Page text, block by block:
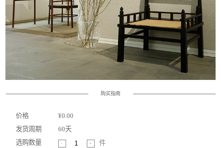
购买指南
价格
¥0.00
发货周期
60天
选购数量
- + 件